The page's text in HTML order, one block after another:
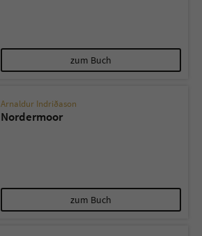
zum Buch
Arnaldur Indriðason
Nordermoor
zum Buch